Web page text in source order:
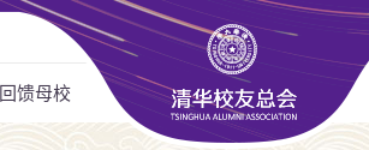
回馈母校